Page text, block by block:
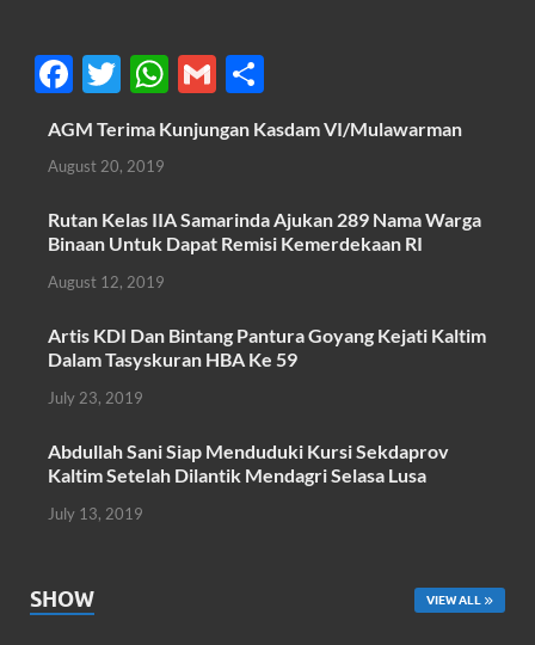
F
ac
e
b
o
o
k
T
w
itt
er
W
h
at
A
p
G
ail
h
ar
AGM Terima Kunjungan Kasdam VI/Mulawarman
August 20, 2019
Rutan Kelas IIA Samarinda Ajukan 289 Nama Warga
Binaan Untuk Dapat Remisi Kemerdekaan RI
August 12, 2019
Artis KDI Dan Bintang Pantura Goyang Kejati Kaltim
Dalam Tasyskuran HBA Ke 59
July 23, 2019
Abdullah Sani Siap Menduduki Kursi Sekdaprov
Kaltim Setelah Dilantik Mendagri Selasa Lusa
July 13, 2019
SHOW VIEW ALL